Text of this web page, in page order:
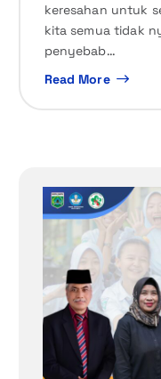
keresahan untuk
kita semua tidak
penyebab…
Read More